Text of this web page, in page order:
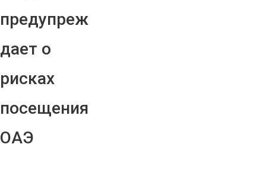
предупреж
дает о
рисках
посещения
ОАЭ